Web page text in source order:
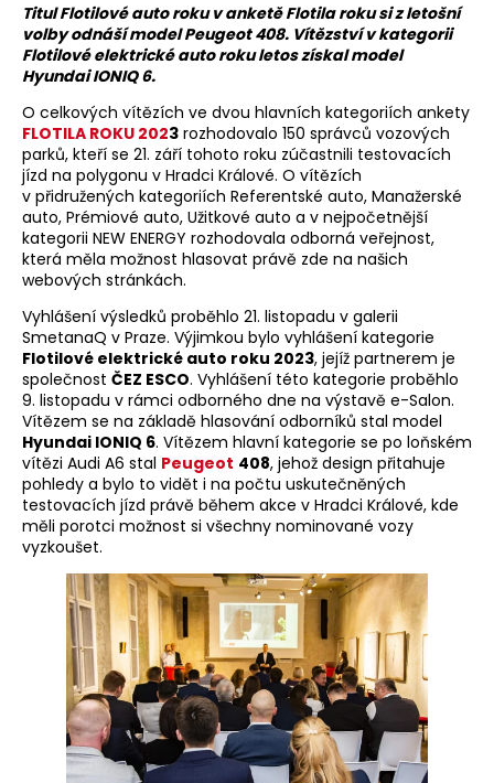
Titul Flotilové auto roku v anketě Flotila roku si z letošní
volby odnáší model Peugeot 408. Vítězství v kategorii
Flotilové elektrické auto roku letos získal model
Hyundai IONIQ 6.
O celkových vítězích ve dvou hlavních kategoriích ankety
FLOTILA ROKU 2023 rozhodovalo 150 správců vozových
parků, kteří se 21. září tohoto roku zúčastnili testovacích
jízd na polygonu v Hradci Králové. O vítězích
v přidružených kategoriích Referentské auto, Manažerské
auto, Prémiové auto, Užitkové auto a v nejpočetnější
kategorii NEW ENERGY rozhodovala odborná veřejnost,
která měla možnost hlasovat právě zde na našich
webových stránkách.
Vyhlášení výsledků proběhlo 21. listopadu v galerii
SmetanaQ v Praze. Výjimkou bylo vyhlášení kategorie
Flotilové elektrické auto roku 2023, jejíž partnerem je
společnost ČEZ ESCO. Vyhlášení této kategorie proběhlo
9. listopadu v rámci odborného dne na výstavě e-Salon.
Vítězem se na základě hlasování odborníků stal model
Hyundai IONIQ 6. Vítězem hlavní kategorie se po loňském
vítězi Audi A6 stal Peugeot 408, jehož design přitahuje
pohledy a bylo to vidět i na počtu uskutečněných
testovacích jízd právě během akce v Hradci Králové, kde
měli porotci možnost si všechny nominované vozy
vyzkoušet.